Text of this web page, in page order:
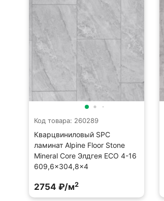
Код товара: 260289
Кварцвиниловый SPC
ламинат Alpine Floor Stone
Mineral Core Элдгея ECO 4-16
609,6×304,8×4
2754 ₽/м2